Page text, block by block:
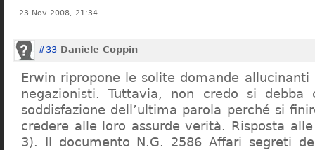
23 Nov 2008, 21:34
#33 Daniele Coppin
Erwin ripropone le solite domande
negazionisti. Tuttavia, non credo si debba
soddisfazione dell’ultima parola perché si
credere alle loro assurde verità. Risposta
3). Il documento N.G. 2586 Affari segreti